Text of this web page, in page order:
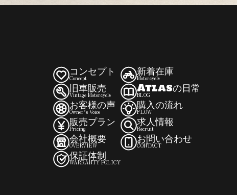
コンセプト
Concept
旧車販売
Vintage Motorcycle
お客様の声
Owner’s Voice
販売プラン
Pricing
会社概要
OVERVIEW
保証体制
WARRANTY POLICY
新着在庫
Motorcycle
Atlasの日常
BLOG
購入の流れ
FLOW
求人情報
Recruit
お問い合わせ
CONTACT